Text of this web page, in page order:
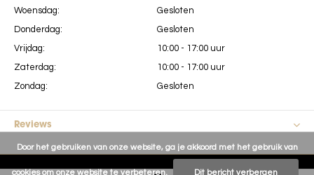
Woensdag:
Donderdag:
Vrijdag:
Zaterdag:
Zondag:
Gesloten
Gesloten
10:00 - 17:00 uur
10:00 - 17:00 uur
Gesloten
Reviews
Door het gebruiken van onze website, ga je akkoord met het gebruik van
cookies om onze website te verbeteren. Dit bericht verbergen